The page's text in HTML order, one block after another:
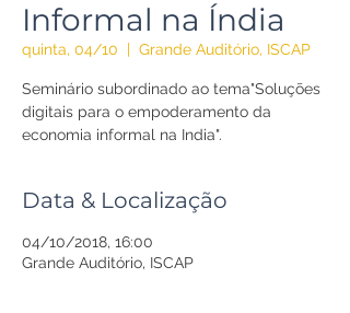
Informal na Índia
quinta, 04/10
  |
Grande Auditório, ISCAP
Seminário subordinado ao tema"Soluções
digitais para o empoderamento da
economia informal na India".
Data & Localização
04/10/2018, 16:00
Grande Auditório, ISCAP